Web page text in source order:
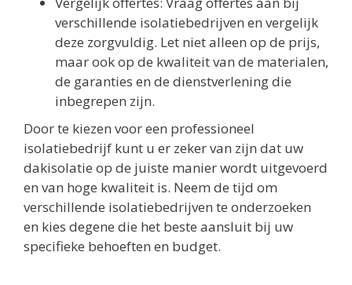
verschillende isolatiebedrijven en vergelijk
deze zorgvuldig. Let niet alleen op de prijs,
maar ook op de kwaliteit van de materialen,
de garanties en de dienstverlening die
inbegrepen zijn.
Door te kiezen voor een professioneel
isolatiebedrijf kunt u er zeker van zijn dat uw
dakisolatie op de juiste manier wordt uitgevoerd
en van hoge kwaliteit is. Neem de tijd om
verschillende isolatiebedrijven te onderzoeken
en kies degene die het beste aansluit bij uw
specifieke behoeften en budget.